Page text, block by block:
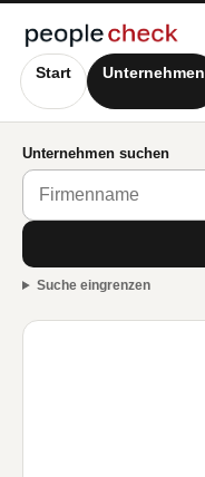
Start Unternehmen
Unternehmen suchen
Suche eingrenzen